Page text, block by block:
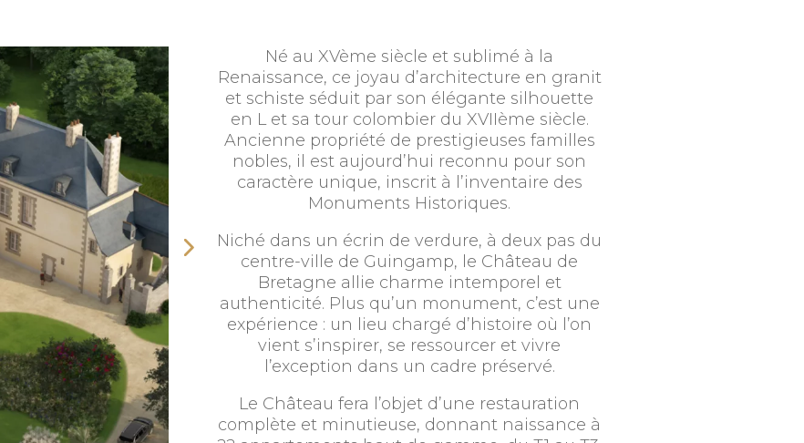
Né au XVème siècle et sublimé à la
Renaissance, ce joyau d’architecture en granit
et schiste séduit par son élégante silhouette
en L et sa tour colombier du XVIIème siècle.
Ancienne propriété de prestigieuses familles
nobles, il est aujourd’hui reconnu pour son
caractère unique, inscrit à l’inventaire des
Monuments Historiques.
Niché dans un écrin de verdure, à deux pas du
centre-ville de Guingamp, le Château de
Bretagne allie charme intemporel et
authenticité. Plus qu’un monument, c’est une
expérience : un lieu chargé d’histoire où l’on
vient s’inspirer, se ressourcer et vivre
l’exception dans un cadre préservé.
Le Château fera l’objet d’une restauration
complète et minutieuse, donnant naissance à